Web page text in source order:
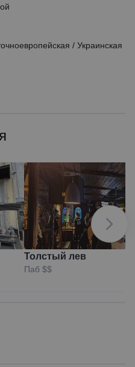
/ Украинская
Толстый лев
Паб $$